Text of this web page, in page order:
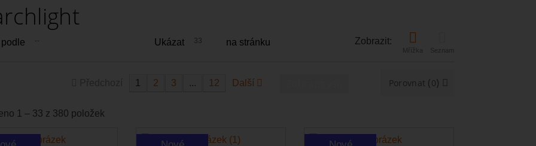
Zobrazit:
Mřížka Seznam
-- Ukázat 33 na stránku
Porovnat (0)
1 2 3 ... 12 Další
1 – 33 z 380 položek